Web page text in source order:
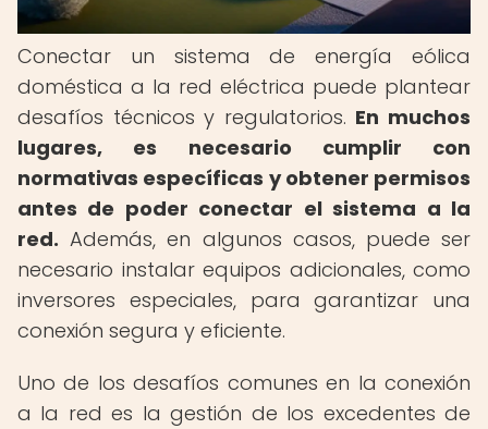
Conectar un sistema de energía eólica
doméstica a la red eléctrica puede plantear
desafíos técnicos y regulatorios. En muchos
lugares, es necesario cumplir con
normativas específicas y obtener permisos
antes de poder conectar el sistema a la
red. Además, en algunos casos, puede ser
necesario instalar equipos adicionales, como
inversores especiales, para garantizar una
conexión segura y eficiente.
Uno de los desafíos comunes en la conexión
a la red es la gestión de los excedentes de